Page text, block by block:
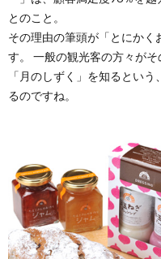
とのこと。
その理由の筆頭が「とにか
す。 一般の観光客の方々が
「月のしずく」を知るとい
るのですね。